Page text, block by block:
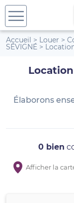
Accueil > Louer >
SÉVIGNÉ >
Élaborons
0 bien
Afficher la